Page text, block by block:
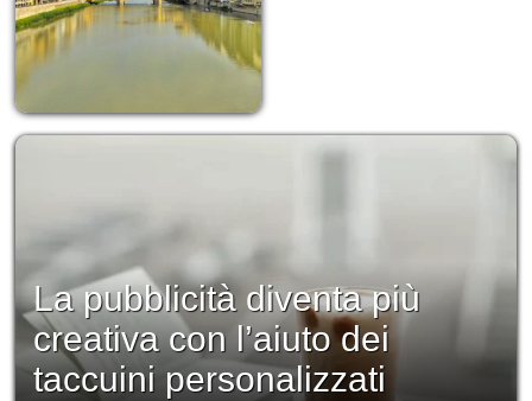
La pubblicità diventa più
creativa con l’aiuto dei
taccuini personalizzati